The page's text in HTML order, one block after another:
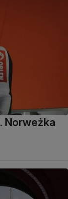
Norweżka